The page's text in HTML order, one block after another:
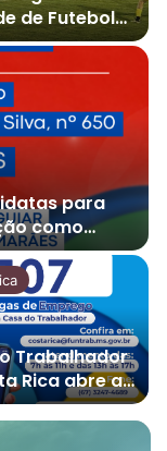
para
como
de Futebol
começa com
e grande
Trabalhador
Rica abre a
com 107
Emprego